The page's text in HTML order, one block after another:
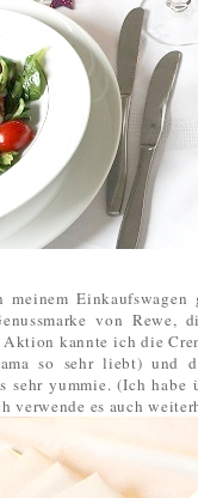
meinem
von Rewe,
kannte ich die
so sehr liebt) und
sehr yummie. (Ich habe
verwende es auch